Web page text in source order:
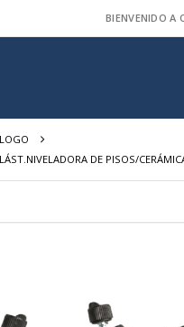
BIENVENIDO A
DE PISOS/